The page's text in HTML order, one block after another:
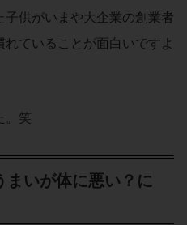
供がいまや大企業の創業者
ていることが面白いですよ
。笑
まいが体に悪い？に